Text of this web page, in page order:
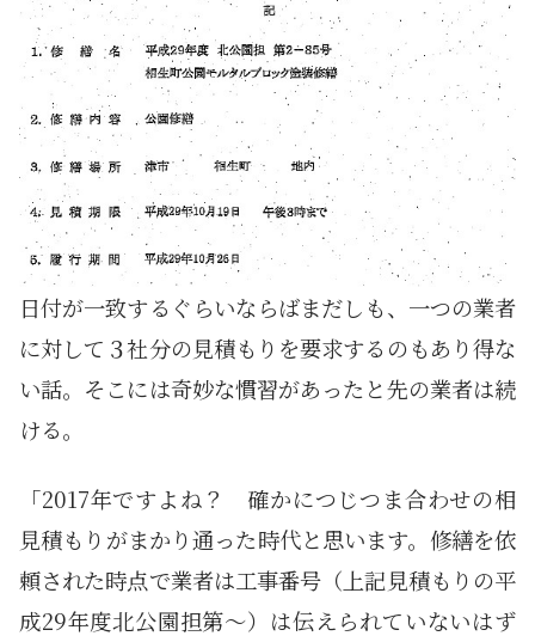
日付が一致するぐらいならばまだしも、一つの業者
に対して３社分の見積もりを要求するのもあり得な
い話。そこには奇妙な慣習があったと先の業者は続
ける。
「2017年ですよね？ 確かにつじつま合わせの相
見積もりがまかり通った時代と思います。修繕を依
頼された時点で業者は工事番号（上記見積もりの平
成29年度北公園担第～）は伝えられていないはず